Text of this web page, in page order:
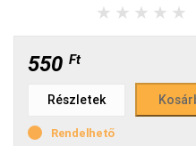
★ ★ ★ ★ ★
550 Ft
Részletek
Rendelhető